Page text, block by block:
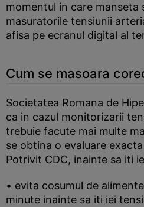
momentul in care manseta
masuratorile tensiunii
afisa pe ecranul digital al
Cum se masoara
Societatea Romana de
ca in cazul monitorizarii
trebuie facute mai multe
se obtina o evaluare
Potrivit CDC, inainte sa iti
• evita cosumul de
minute inainte sa iti iei